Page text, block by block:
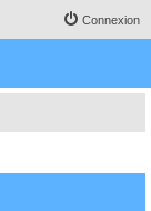
Connexion